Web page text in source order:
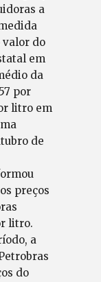
a
do
em
da
por
litro em
de
preços
litro.
a
do